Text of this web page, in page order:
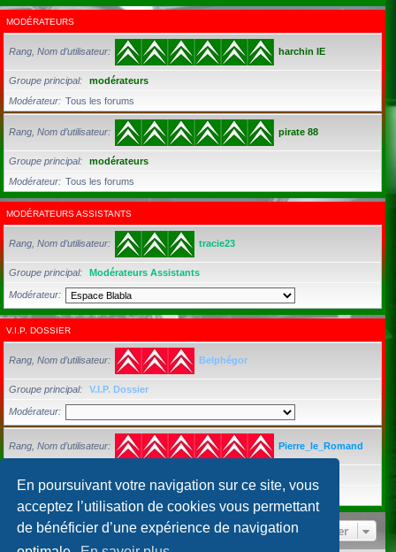
En poursuivant votre navigation sur ce site, vous
acceptez l’utilisation de cookies vous permettant
de bénéficier d’une expérience de navigation
MODÉRATEURS
Rang, Nom d’utilisateur harchin IE
Groupe principal
modérateurs
Modérateur
Tous les forums
Rang, Nom d’utilisateur pirate 88
Groupe principal
modérateurs
Modérateur
Tous les forums
MODÉRATEURS ASSISTANTS
Rang, Nom d’utilisateur tracie23
Groupe principal Modérateurs Assistants
Modérateur
V.I.P. DOSSIER
Rang, Nom d’utilisateur Belphégor
Groupe principal V.I.P. Dossier
Modérateur
Rang, Nom d’utilisateur Pierre_le_Romand
Modérateur
Aller